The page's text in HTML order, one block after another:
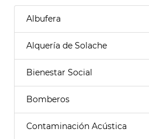
Albufera
Alquería de Solache
Bienestar Social
Bomberos
Contaminación Acústica